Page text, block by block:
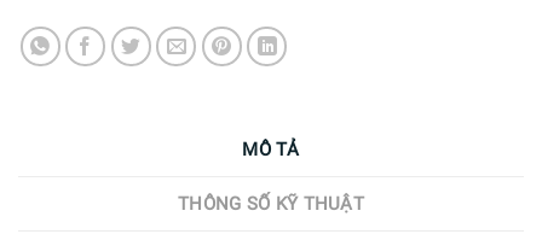
MÔ TẢ
THÔNG SỐ KỸ THUẬT